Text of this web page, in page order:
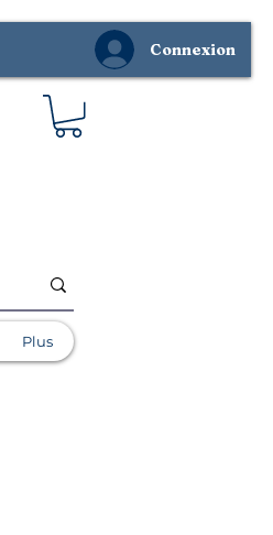
Connexion
Plus